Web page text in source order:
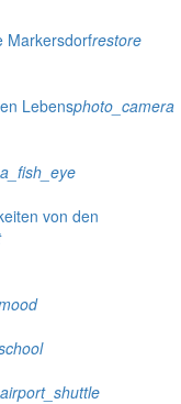
Markersdorfrestore
Lebensphoto_camera
von den
airport_shuttle